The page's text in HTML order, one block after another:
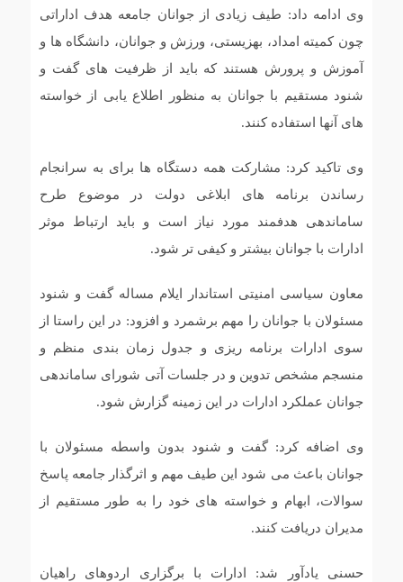
وی ادامه داد: طیف زیادی از جوانان جامعه هدف اداراتی
چون کمیته امداد، بهزیستی، ورزش و جوانان، دانشگاه ها و
آموزش و پرورش هستند که باید از ظرفیت های گفت و
شنود مستقیم با جوانان به منظور اطلاع یابی از خواسته
های آنها استفاده کنند.
وی تاکید کرد: مشارکت همه دستگاه ها برای به سرانجام
رساندن برنامه های ابلاغی دولت در موضوع طرح
ساماندهی هدفمند مورد نیاز است و باید ارتباط موثر
ادارات با جوانان ‌بیشتر و کیفی تر شود.
معاون سیاسی امنیتی استاندار ایلام مساله گفت و شنود
مسئولان با جوانان را مهم برشمرد و افزود: در این راستا از
سوی ادارات برنامه ریزی و جدول زمان بندی منظم و
منسجم مشخص تدوین و در جلسات آتی شورای ساماندهی
جوانان عملکرد ادارات در این زمینه گزارش شود.
وی اضافه کرد: گفت و شنود بدون واسطه مسئولان با
جوانان باعث می شود این طیف مهم و اثرگذار جامعه پاسخ
سوالات، ابهام و خواسته های خود را به طور مستقیم از
مدیران دریافت کنند.
حسنی یادآور شد: ادارات با برگزاری اردوهای راهیان